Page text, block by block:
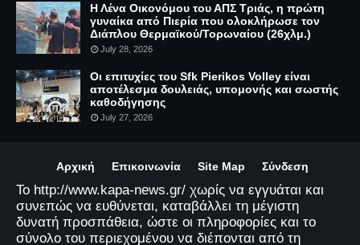
Η Λένα Οικονόμου του ΑΠΣ Τριάς, η πρώτη
γυναίκα από Πιερία που ολοκλήρωσε τον
Διάπλου Θερμαϊκού/Τορωναίου (26χλμ.)
July 28, 2026
Οι επιτυχίες του Sfk Pierikos Volley είναι
αποτέλεσμα δουλειάς, υπομονής και σωστής
καθοδήγησης
July 27, 2026
Αρχική Επικοινωνία Site Map Σύνδεση
Το http://www.kapa-news.gr/ χωρίς να εγγυάται και
συνεπώς να ευθύνεται, καταβάλλει τη μέγιστη
δυνατή προσπάθεια, ώστε οι πληροφορίες και το
σύνολο του περιεχομένου να διέπονται από τη